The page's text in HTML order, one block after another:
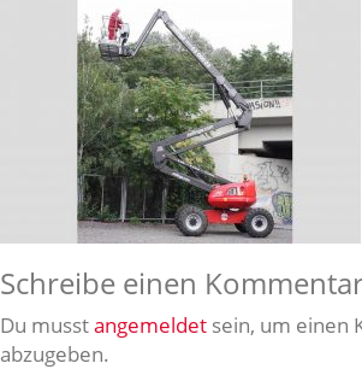
Schreibe einen
Du musstangemeldet sein, um einen
abzugeben.